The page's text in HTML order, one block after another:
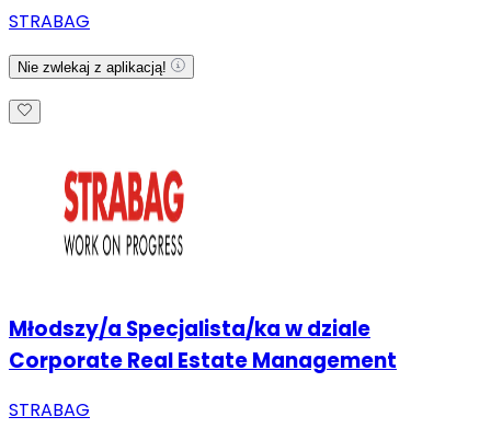
STRABAG
Nie zwlekaj z aplikacją!
Młodszy/a Specjalista/ka w dziale
Corporate Real Estate Management
STRABAG